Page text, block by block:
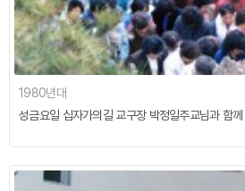
1980년대
성금요일 십자가의길 교구장 박정일주교님과 함께